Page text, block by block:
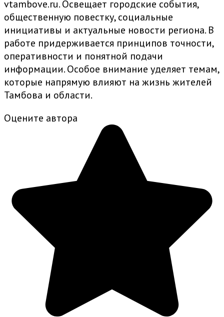
vtambove.ru. Освещает городские события,
общественную повестку, социальные
инициативы и актуальные новости региона. В
работе придерживается принципов точности,
оперативности и понятной подачи
информации. Особое внимание уделяет темам,
которые напрямую влияют на жизнь жителей
Тамбова и области.
Оцените автора